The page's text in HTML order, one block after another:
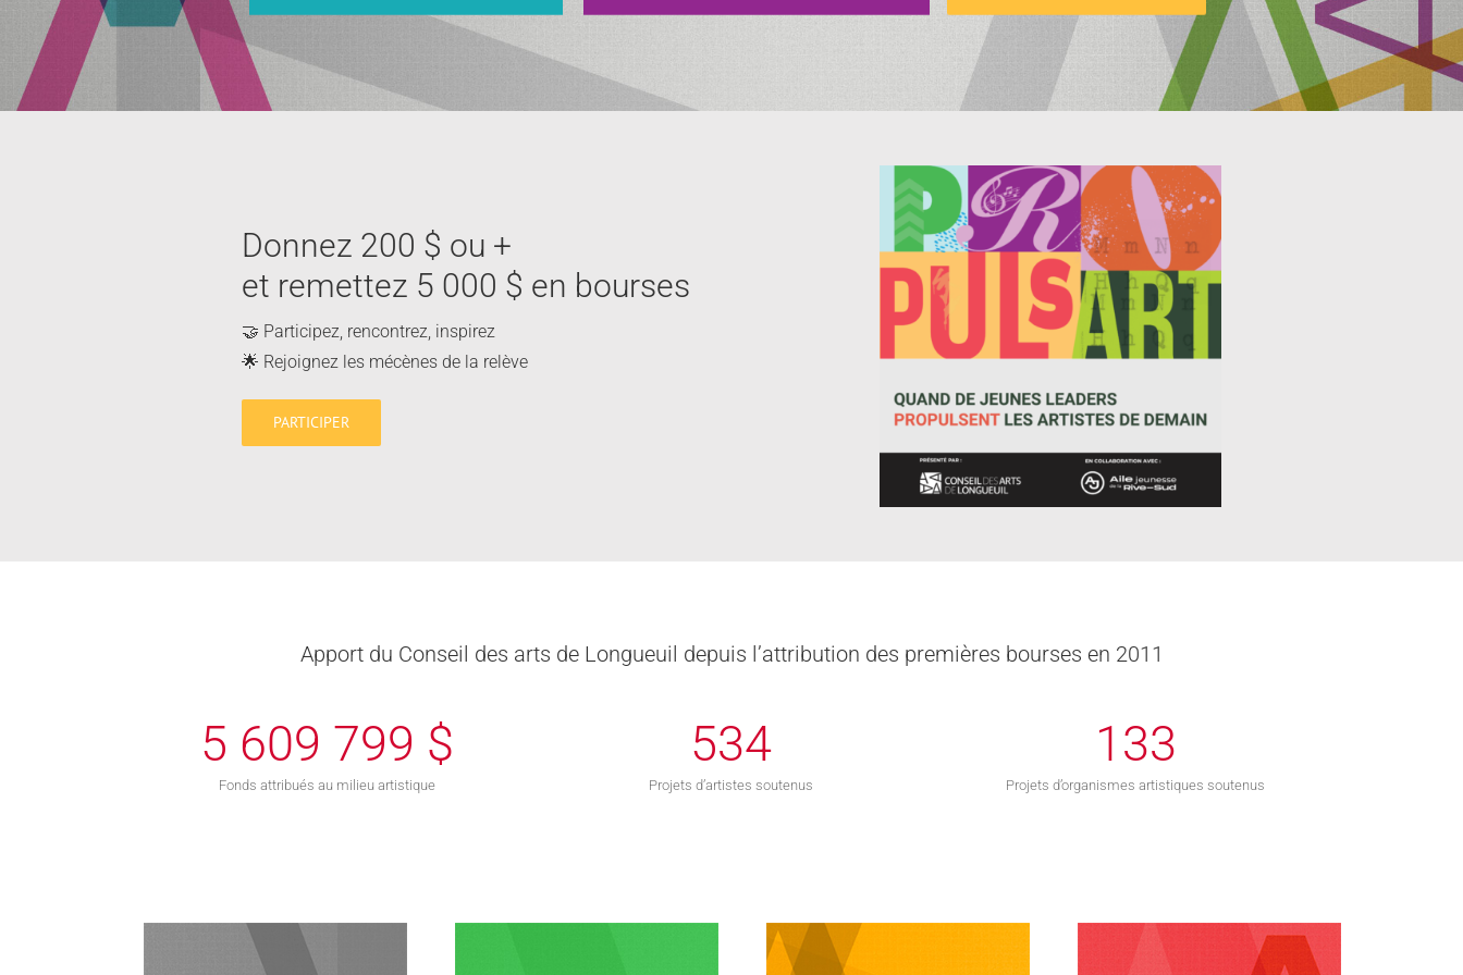
Donnez 200 $ ou +
et remettez 5 000 $ en bourses
🤝 Participez, rencontrez, inspirez
🌟 Rejoignez les mécènes de la relève
PARTICIPER
Apport du Conseil des arts de Longueuil depuis l’attribution des premières bourses en 2011
5 609 799 $
Fonds attribués au milieu artistique
534
Projets d’artistes soutenus
133
Projets d’organismes artistiques soutenus